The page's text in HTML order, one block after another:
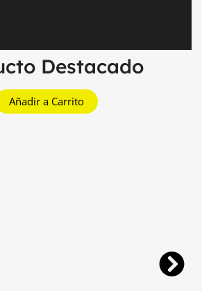
Destacado
Añadir a Carrito